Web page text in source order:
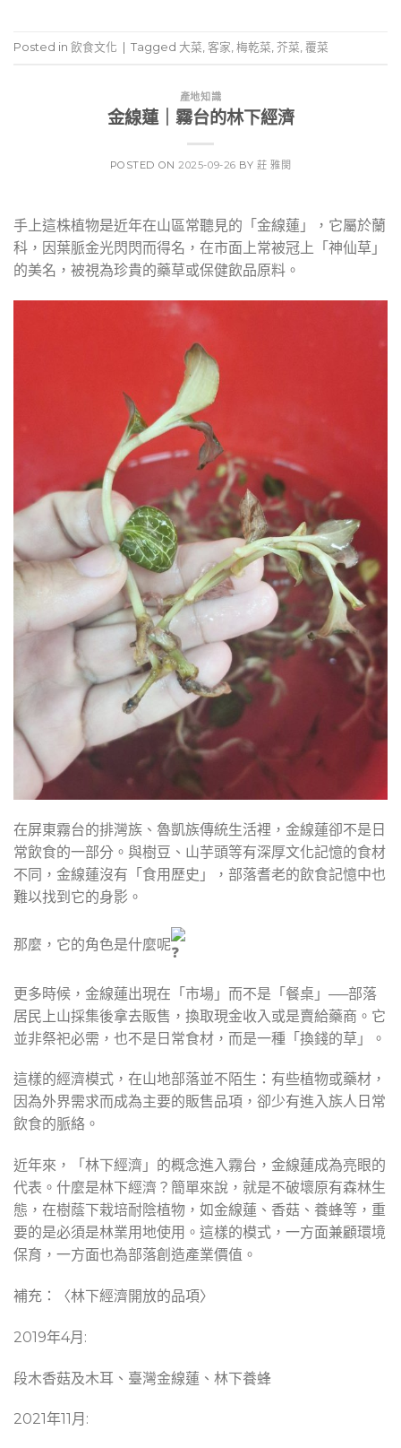
Posted in 飲食文化 Tagged 大菜 客家 梅乾菜 芥菜 覆菜
產地知識
金線蓮｜霧台的林下經濟
POSTED ON2025-09-26 BY莊 雅閔
手上這株植物是近年在山區常聽見的「金線蓮」，它屬於蘭
科，因葉脈金光閃閃而得名，在市面上常被冠上「神仙草」
的美名，被視為珍貴的藥草或保健飲品原料。
在屏東霧台的排灣族、魯凱族傳統生活裡，金線蓮卻不是日
常飲食的一部分。與樹豆、山芋頭等有深厚文化記憶的食材
不同，金線蓮沒有「食用歷史」，部落耆老的飲食記憶中也
難以找到它的身影。
那麼，它的角色是什麼呢
更多時候，金線蓮出現在「市場」而不是「餐桌」──部落
居民上山採集後拿去販售，換取現金收入或是賣給藥商。它
並非祭祀必需，也不是日常食材，而是一種「換錢的草」。
這樣的經濟模式，在山地部落並不陌生：有些植物或藥材，
因為外界需求而成為主要的販售品項，卻少有進入族人日常
飲食的脈絡。
近年來，「林下經濟」的概念進入霧台，金線蓮成為亮眼的
代表。什麼是林下經濟？簡單來說，就是不破壞原有森林生
態，在樹蔭下栽培耐陰植物，如金線蓮、香菇、養蜂等，重
要的是必須是林業用地使用。這樣的模式，一方面兼顧環境
保育，一方面也為部落創造產業價值。
補充：〈林下經濟開放的品項〉
2019年4月:
段木香菇及木耳、臺灣金線蓮、林下養蜂
2021年11月: